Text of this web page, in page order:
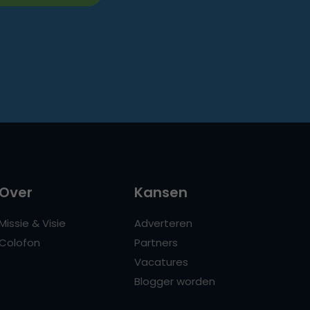
& Visie
Kansen
Adverteren
Partners
Vacatures
Blogger worden